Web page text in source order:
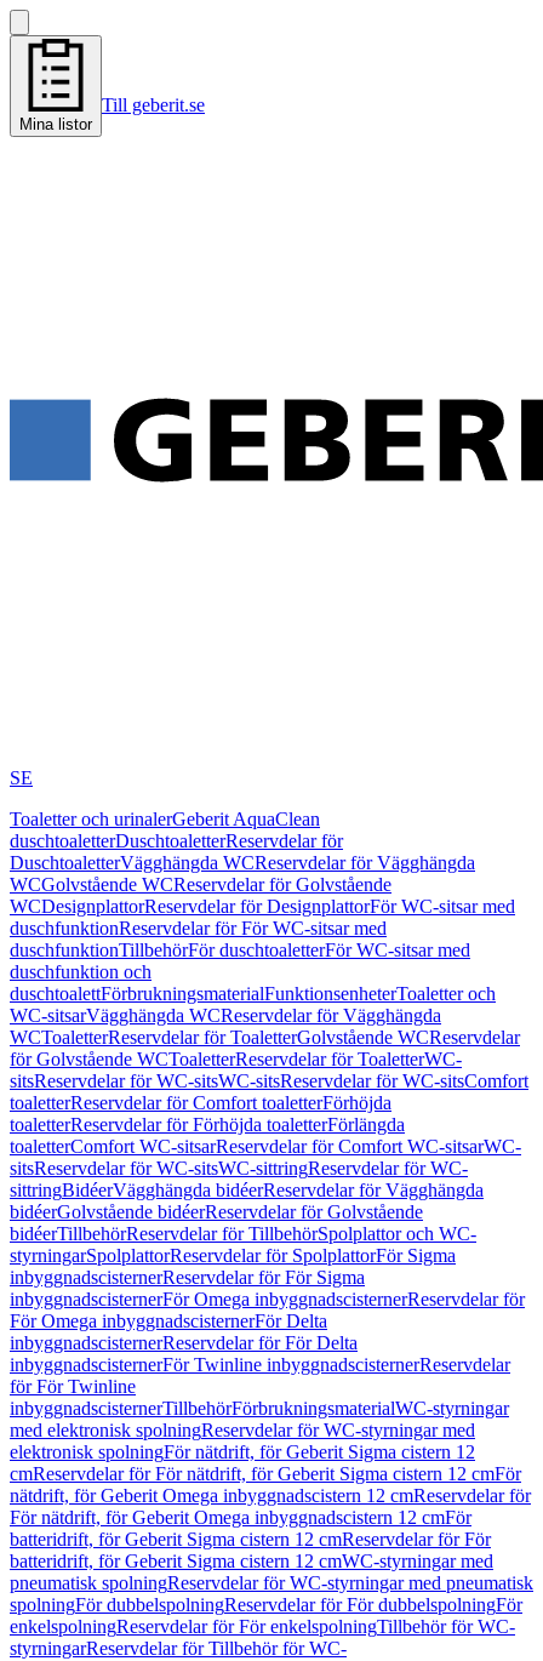
Mina listor
Till geberit.se
SE
Toaletter och urinalerGeberit AquaClean
duschtoaletterDuschtoaletterReservdelar för
DuschtoaletterVägghängda WCReservdelar för Vägghängda
WCGolvstående WCReservdelar för Golvstående
WCDesignplattorReservdelar för DesignplattorFör WC-sitsar med
duschfunktionReservdelar för För WC-sitsar med
duschfunktionTillbehörFör duschtoaletterFör WC-sitsar med
duschfunktion och
duschtoalettFörbrukningsmaterialFunktionsenheterToaletter och
WC-sitsarVägghängda WCReservdelar för Vägghängda
WCToaletterReservdelar för ToaletterGolvstående WCReservdelar
för Golvstående WCToaletterReservdelar för ToaletterWC-
sitsReservdelar för WC-sitsWC-sitsReservdelar för WC-sitsComfort
toaletterReservdelar för Comfort toaletterFörhöjda
toaletterReservdelar för Förhöjda toaletterFörlängda
toaletterComfort WC-sitsarReservdelar för Comfort WC-sitsarWC-
sitsReservdelar för WC-sitsWC-sittringReservdelar för WC-
sittringBidéerVägghängda bidéerReservdelar för Vägghängda
bidéerGolvstående bidéerReservdelar för Golvstående
bidéerTillbehörReservdelar för TillbehörSpolplattor och WC-
styrningarSpolplattorReservdelar för SpolplattorFör Sigma
inbyggnadscisternerReservdelar för För Sigma
inbyggnadscisternerFör Omega inbyggnadscisternerReservdelar för
För Omega inbyggnadscisternerFör Delta
inbyggnadscisternerReservdelar för För Delta
inbyggnadscisternerFör Twinline inbyggnadscisternerReservdelar
för För Twinline
inbyggnadscisternerTillbehörFörbrukningsmaterialWC-styrningar
med elektronisk spolningReservdelar för WC-styrningar med
elektronisk spolningFör nätdrift, för Geberit Sigma cistern 12
cmReservdelar för För nätdrift, för Geberit Sigma cistern 12 cmFör
nätdrift, för Geberit Omega inbyggnadscistern 12 cmReservdelar för
För nätdrift, för Geberit Omega inbyggnadscistern 12 cmFör
batteridrift, för Geberit Sigma cistern 12 cmReservdelar för För
batteridrift, för Geberit Sigma cistern 12 cmWC-styrningar med
pneumatisk spolningReservdelar för WC-styrningar med pneumatisk
spolningFör dubbelspolningReservdelar för För dubbelspolningFör
enkelspolningReservdelar för För enkelspolningTillbehör för WC-
styrningarReservdelar för Tillbehör för WC-